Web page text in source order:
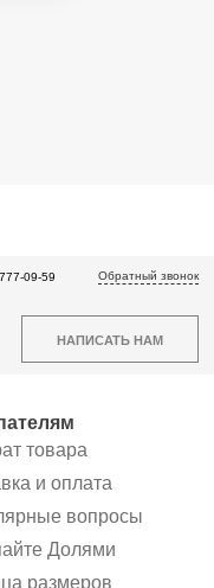
НАПИСАТЬ НАМ
09-59 Обратный звонок
товара
и оплата
вопросы
Долями
размеров